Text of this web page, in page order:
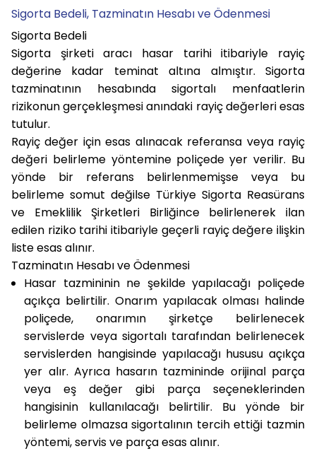
Sigorta Bedeli, Tazminatın Hesabı ve Ödenmesi
Sigorta Bedeli
Sigorta şirketi aracı hasar tarihi itibariyle rayiç
değerine kadar teminat altına almıştır. Sigorta
tazminatının hesabında sigortalı menfaatlerin
rizikonun gerçekleşmesi anındaki rayiç değerleri esas
tutulur.
Rayiç değer için esas alınacak referansa veya rayiç
değeri belirleme yöntemine poliçede yer verilir. Bu
yönde bir referans belirlenmemişse veya bu
belirleme somut değilse Türkiye Sigorta Reasürans
ve Emeklilik Şirketleri Birliğince belirlenerek ilan
edilen riziko tarihi itibariyle geçerli rayiç değere ilişkin
liste esas alınır.
Tazminatın Hesabı ve Ödenmesi
Hasar tazmininin ne şekilde yapılacağı poliçede
açıkça belirtilir. Onarım yapılacak olması halinde
poliçede, onarımın şirketçe belirlenecek
servislerde veya sigortalı tarafından belirlenecek
servislerden hangisinde yapılacağı hususu açıkça
yer alır. Ayrıca hasarın tazmininde orijinal parça
veya eş değer gibi parça seçeneklerinden
hangisinin kullanılacağı belirtilir. Bu yönde bir
belirleme olmazsa sigortalının tercih ettiği tazmin
yöntemi, servis ve parça esas alınır.